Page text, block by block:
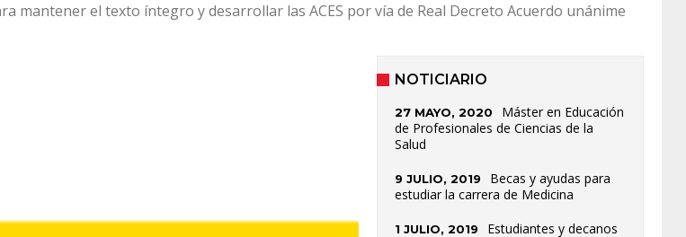
mantener el texto íntegro y desarrollar las ACES por vía de Real Decreto Acuerdo unánime
NOTICIARIO
27 MAYO, 2020
Máster en Educación
de Profesionales de Ciencias de la
Salud
9 JULIO, 2019
Becas y ayudas para
estudiar la carrera de Medicina
1 JULIO, 2019
Estudiantes y decanos